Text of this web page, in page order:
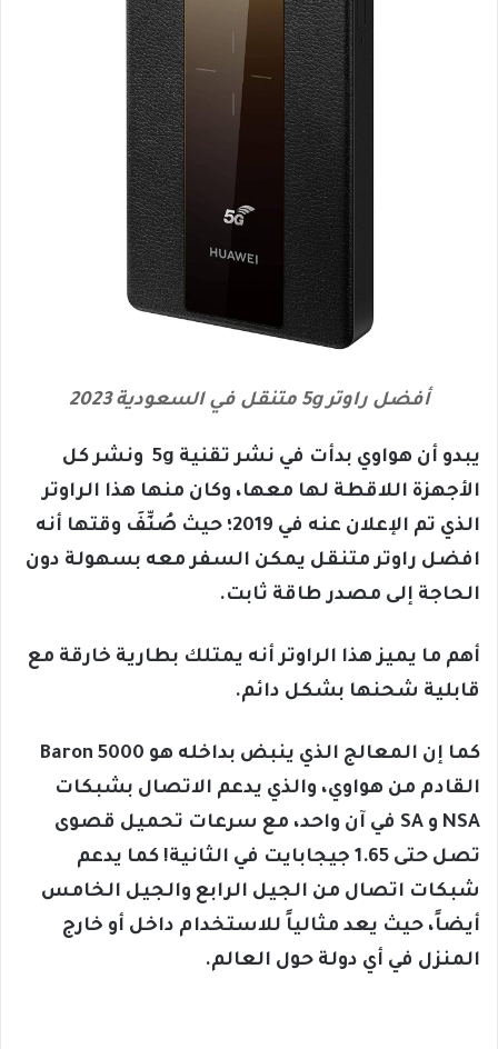
أفضل راوتر 5g متنقل في السعودية 2023
يبدو أن هواوي بدأت في نشر تقنية 5g ونشر كل
الأجهزة اللاقطة لها معها، وكان منها هذا الراوتر
الذي تم الإعلان عنه في 2019؛ حيث صُنِّفَ وقتها أنه
افضل راوتر متنقل يمكن السفر معه بسهولة دون
الحاجة إلى مصدر طاقة ثابت.
أهم ما يميز هذا الراوتر أنه يمتلك بطارية خارقة مع
قابلية شحنها بشكل دائم.
كما إن المعالج الذي ينبض بداخله هو Baron 5000
القادم من هواوي، والذي يدعم الاتصال بشبكات
NSA و SA في آن واحد، مع سرعات تحميل قصوى
تصل حتى 1.65 جيجابايت في الثانية! كما يدعم
شبكات اتصال من الجيل الرابع والجيل الخامس
أيضاً، حيث يعد مثالياً للاستخدام داخل أو خارج
المنزل في أي دولة حول العالم.